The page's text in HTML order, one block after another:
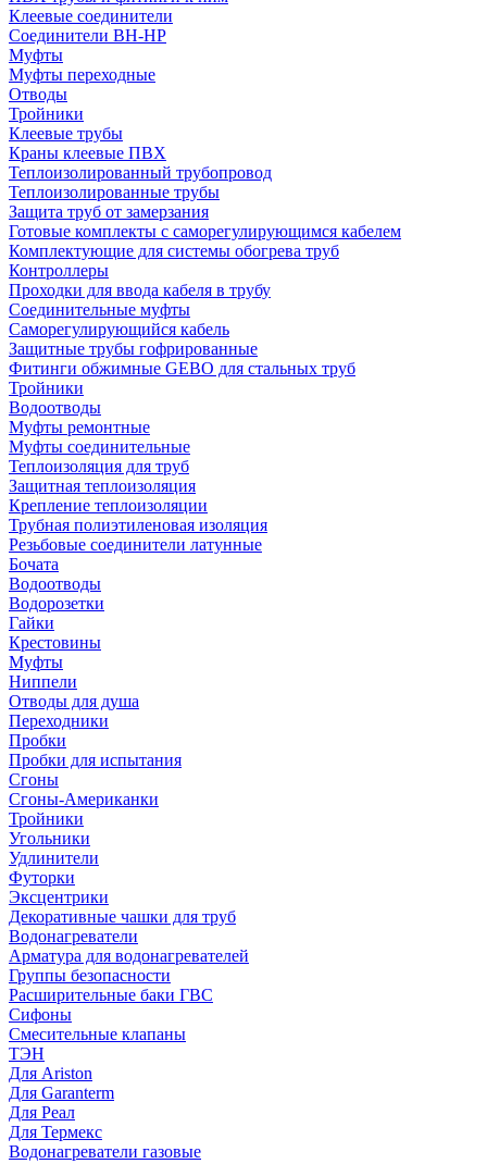
Клеевые соединители
Соединители ВН-НР
Муфты
Муфты переходные
Отводы
Тройники
Клеевые трубы
Краны клеевые ПВХ
Теплоизолированный трубопровод
Теплоизолированные трубы
Защита труб от замерзания
Готовые комплекты с саморегулирующимся кабелем
Комплектующие для системы обогрева труб
Контроллеры
Проходки для ввода кабеля в трубу
Соединительные муфты
Саморегулирующийся кабель
Защитные трубы гофрированные
Фитинги обжимные GEBO для стальных труб
Тройники
Водоотводы
Муфты ремонтные
Муфты соединительные
Теплоизоляция для труб
Защитная теплоизоляция
Крепление теплоизоляции
Трубная полиэтиленовая изоляция
Резьбовые соединители латунные
Бочата
Водоотводы
Водорозетки
Гайки
Крестовины
Муфты
Ниппели
Отводы для душа
Переходники
Пробки
Пробки для испытания
Сгоны
Сгоны-Американки
Тройники
Угольники
Удлинители
Футорки
Эксцентрики
Декоративные чашки для труб
Водонагреватели
Арматура для водонагревателей
Группы безопасности
Расширительные баки ГВС
Сифоны
Смесительные клапаны
ТЭН
Для Ariston
Для Garanterm
Для Реал
Для Термекс
Водонагреватели газовые